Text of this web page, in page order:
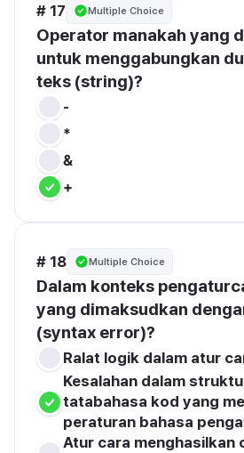
# 17 Multiple Choice
Operator manakah yang
untuk menggabungkan
teks (string)?
-
*
&
+
# 18 Multiple Choice
Dalam konteks
yang dimaksudkan
(syntax error)?
Ralat logik dalam atur
Kesalahan dalam
tatabahasa kod yang
peraturan bahasa
Atur cara menghasilkan